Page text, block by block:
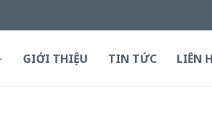
GIỚI THIỆU TIN TỨC LIÊN